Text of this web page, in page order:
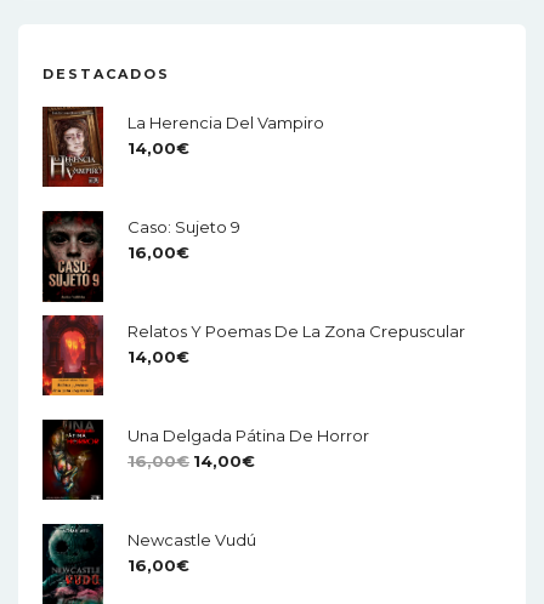
DESTACADOS
La Herencia Del Vampiro
14,00€
Caso: Sujeto 9
16,00€
Relatos Y Poemas De La Zona Crepuscular
14,00€
Una Delgada Pátina De Horror
16,00€ El
Era:
14,00€El
Es:
Newcastle Vudú
16,00€